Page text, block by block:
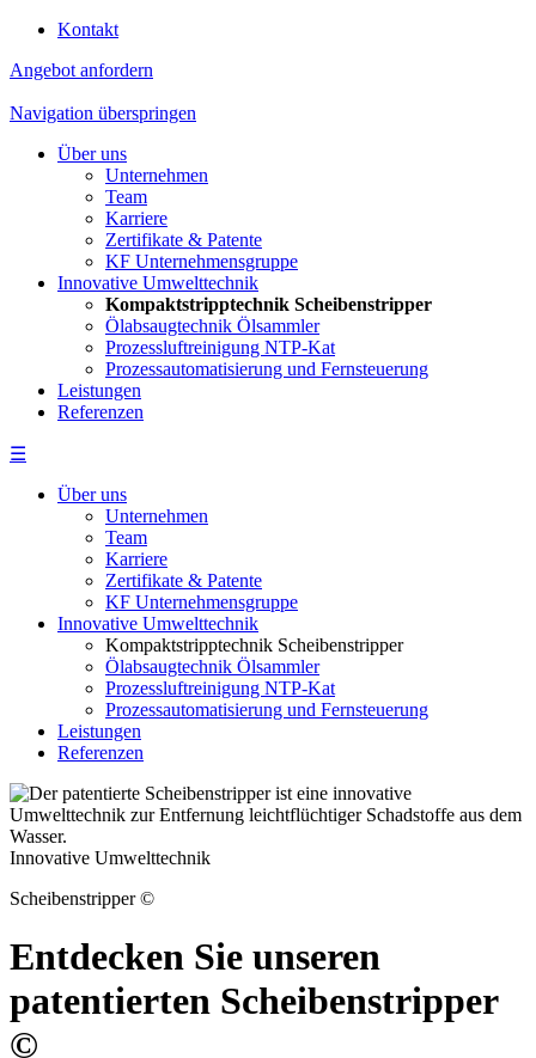
Kontakt
Angebot anfordern
Navigation überspringen
Über uns
Unternehmen
Team
Karriere
Zertifikate & Patente
KF Unternehmensgruppe
Innovative Umwelttechnik
Kompaktstripptechnik Scheibenstripper
Ölabsaugtechnik Ölsammler
Prozessluftreinigung NTP-Kat
Prozessautomatisierung und Fernsteuerung
Leistungen
Referenzen
☰
Über uns
Unternehmen
Team
Karriere
Zertifikate & Patente
KF Unternehmensgruppe
Innovative Umwelttechnik
Kompaktstripptechnik Scheibenstripper
Ölabsaugtechnik Ölsammler
Prozessluftreinigung NTP-Kat
Prozessautomatisierung und Fernsteuerung
Leistungen
Referenzen
Innovative Umwelttechnik
Scheibenstripper ©
Entdecken Sie unseren
patentierten Scheiben­stripper
©